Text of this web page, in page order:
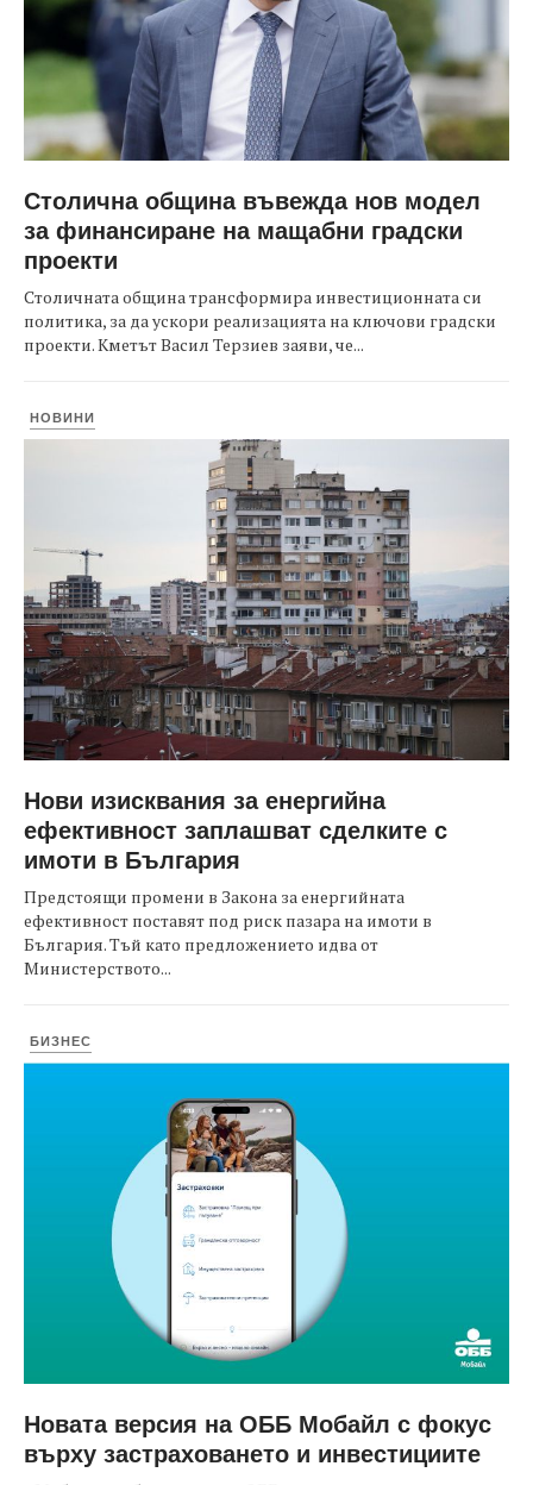
Столична община въвежда нов модел
за финансиране на мащабни градски
проекти
Столичната община трансформира инвестиционната си
политика, за да ускори реализацията на ключови градски
проекти. Кметът Васил Терзиев заяви, че...
НОВИНИ
Нови изисквания за енергийна
ефективност заплашват сделките с
имоти в България
Предстоящи промени в Закона за енергийната
ефективност поставят под риск пазара на имоти в
България. Тъй като предложението идва от
Министерството...
БИЗНЕС
Новата версия на ОББ Мобайл с фокус
върху застраховането и инвестициите